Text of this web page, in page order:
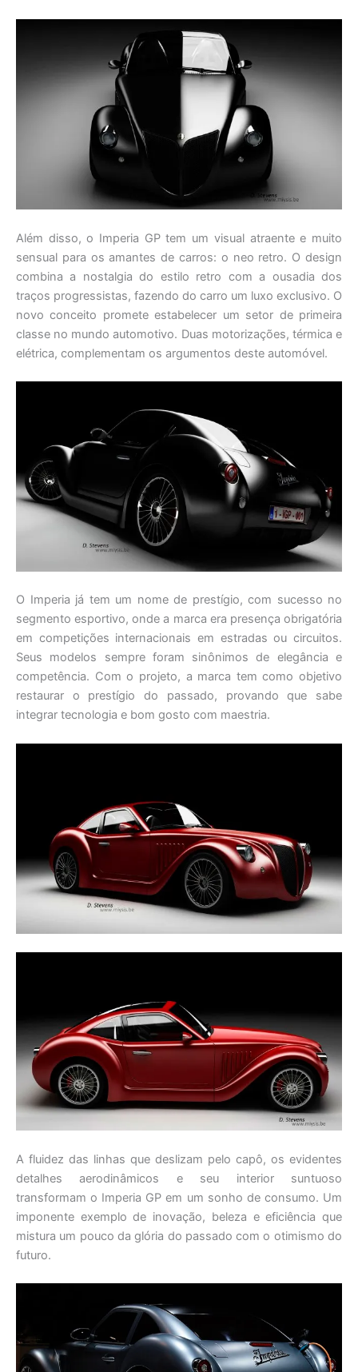
Além disso, o Imperia GP tem um visual atraente e muito
sensual para os amantes de carros: o neo retro. O design
combina a nostalgia do estilo retro com a ousadia dos
traços progressistas, fazendo do carro um luxo exclusivo. O
novo conceito promete estabelecer um setor de primeira
classe no mundo automotivo. Duas motorizações, térmica e
elétrica, complementam os argumentos deste automóvel.
O Imperia já tem um nome de prestígio, com sucesso no
segmento esportivo, onde a marca era presença obrigatória
em competições internacionais em estradas ou circuitos.
Seus modelos sempre foram sinônimos de elegância e
competência. Com o projeto, a marca tem como objetivo
restaurar o prestígio do passado, provando que sabe
integrar tecnologia e bom gosto com maestria.
A fluidez das linhas que deslizam pelo capô, os evidentes
detalhes aerodinâmicos e seu interior suntuoso
transformam o Imperia GP em um sonho de consumo. Um
imponente exemplo de inovação, beleza e eficiência que
mistura um pouco da glória do passado com o otimismo do
futuro.